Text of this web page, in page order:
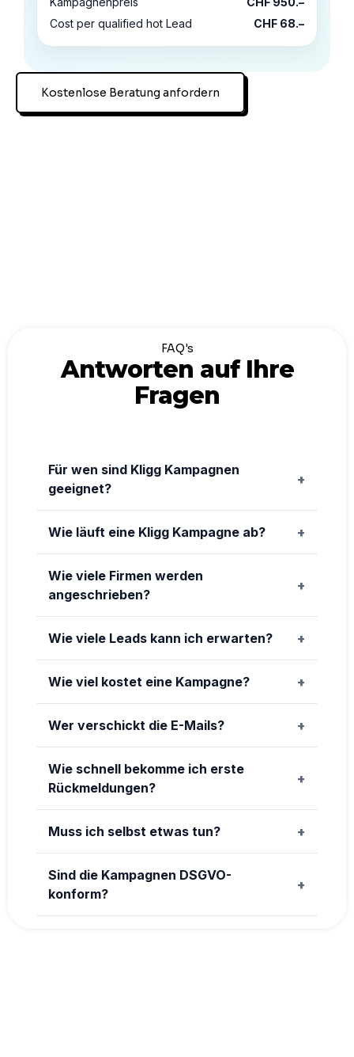
Cost per qualified hot Lead
CHF 68.–
Kostenlose Beratung anfordern
FAQ's
Antworten auf Ihre
Fragen
Für wen sind Kligg Kampagnen
geeignet?
Wie läuft eine Kligg Kampagne ab?
Wie viele Firmen werden
angeschrieben?
Wie viele Leads kann ich erwarten?
Wie viel kostet eine Kampagne?
Wer verschickt die E-Mails?
Wie schnell bekomme ich erste
Rückmeldungen?
Muss ich selbst etwas tun?
Sind die Kampagnen DSGVO-
konform?